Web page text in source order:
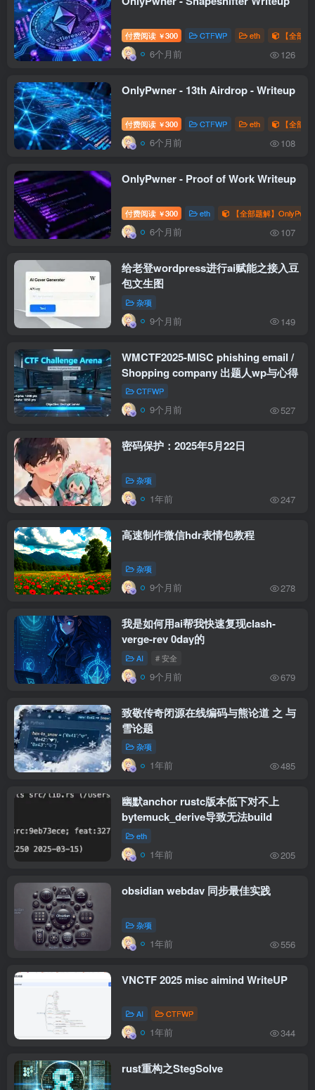
付费阅读 ￥300 CTFWP eth 【全部
6个月前 126
OnlyPwner - 13th Airdrop - Writeup
付费阅读 ￥300 CTFWP eth 【全部
6个月前 108
OnlyPwner - Proof of Work Writeup
付费阅读 ￥300 eth 【全部题解】
6个月前 107
给老登wordpress进行ai赋能之接入豆
包文生图
杂项
9个月前 149
WMCTF2025-MISC phishing email /
Shopping company 出题人wp与心得
CTFWP
9个月前 527
密码保护：2025年5月22日
杂项
1年前 247
高速制作微信hdr表情包教程
杂项
9个月前 278
我是如何用ai帮我快速复现clash-
verge-rev 0day的
AI # 安全
9个月前 679
致敬传奇闭源在线编码与熊论道 之 与
雪论题
杂项
1年前 485
幽默anchor rustc版本低下对不上
bytemuck_derive导致无法build
eth
1年前 205
obsidian webdav 同步最佳实践
杂项
1年前 556
VNCTF 2025 misc aimind WriteUP
AI CTFWP
1年前 344
rust重构之StegSolve